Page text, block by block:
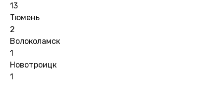
13
Тюмень
2
Волоколамск
1
Новотроицк
1